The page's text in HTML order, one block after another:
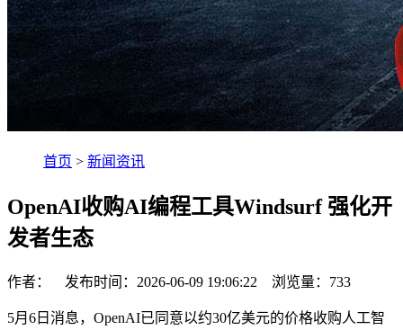
首页 > 新闻资讯
OpenAI收购AI编程工具Windsurf 强化开
发者生态
作者： 发布时间：2026-06-09 19:06:22 浏览量： 733
5月6日消息，OpenAI已同意以约30亿美元的价格收购人工智